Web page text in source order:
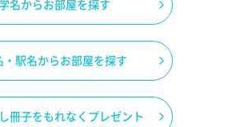
名からお部屋を探す
・駅名からお部屋を探す
冊子をもれなくプレゼント